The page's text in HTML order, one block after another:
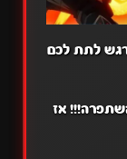
לתת לכם
אז